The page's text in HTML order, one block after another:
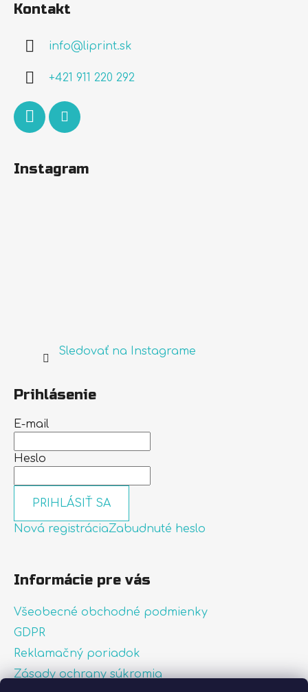
Kontakt
info@liprint.sk
+421 911 220 292
Instagram
Sledovať na Instagrame
Prihlásenie
E-mail
Heslo
PRIHLÁSIŤ SA
Nová registráciaZabudnuté heslo
Informácie pre vás
Všeobecné obchodné podmienky
GDPR
Reklamačný poriadok
Zásady ochrany súkromia